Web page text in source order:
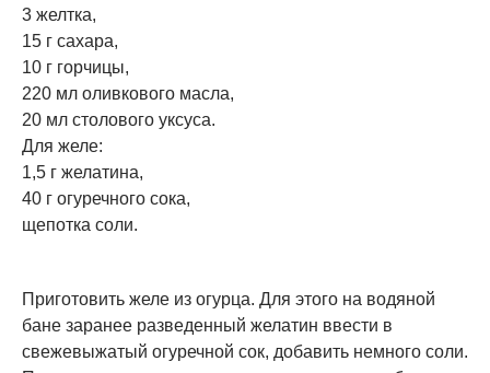
3 желтка,
15 г сахара,
10 г горчицы,
220 мл оливкового масла,
20 мл столового уксуса.
Для желе:
1,5 г желатина,
40 г огуречного сока,
щепотка соли.
Приготовить желе из огурца. Для этого на водяной
бане заранее разведенный желатин ввести в
свежевыжатый огуречной сок, добавить немного соли.